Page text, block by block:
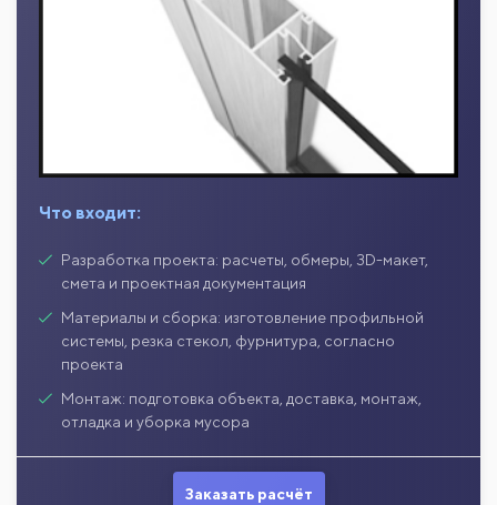
Что входит:
Разработка проекта: расчеты, обмеры, 3D-макет,
смета и проектная документация
Материалы и сборка: изготовление профильной
системы, резка стекол, фурнитура, согласно
проекта
Монтаж: подготовка объекта, доставка, монтаж,
отладка и уборка мусора
Заказать расчёт